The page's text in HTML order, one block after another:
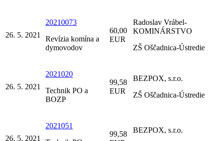
26. 5. 2021
20210073
Revízia komína a
dymovodov
60,00
EUR
Radoslav Vrábel-
KOMINÁRSTVO
ZŠ Oščadnica-Ústredie
26. 5. 2021
2021020
Technik PO a
BOZP
99,58
EUR
BEZPOX, s.r.o.
ZŠ Oščadnica-Ústredie
26. 5. 2021
2021051
99,58
BEZPOX, s.r.o.